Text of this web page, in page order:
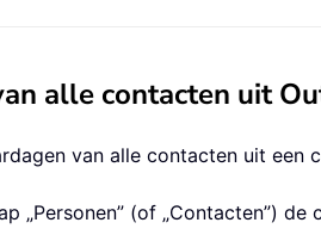
alle contacten uit
van alle contacten uit een
„Personen” (of „Contacten”)